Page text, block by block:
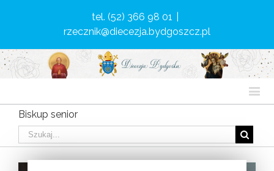
tel. (52) 366 98 01
rzecznik@diecezja.bydgoszcz.pl
Biskup senior